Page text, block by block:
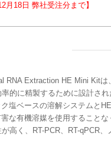
月18日 弊社受注分まで】
RNA Extraction HE Mini Kit
的に精製するために設計され
塩ベースの溶解システムと
な有機溶媒を使用すること
高く、RT-PCR、RT-qPCR